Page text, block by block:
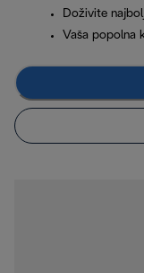
Doživite
Vaša popolna